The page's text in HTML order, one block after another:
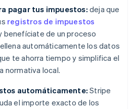
pagar tus impuestos:deja que
registros de impuestos
benefíciate de un proceso
automáticamente los datos
te ahorra tiempo y simplifica el
normativa local.
automáticamente: Stripe
el importe exacto de los